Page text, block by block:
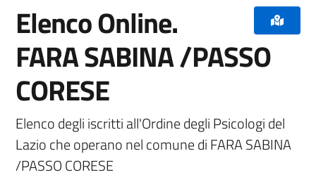
Elenco Online.
FARA SABINA /PASSO
CORESE
Elenco degli iscritti all'Ordine degli Psicologi del
Lazio che operano nel comune di FARA SABINA
/PASSO CORESE